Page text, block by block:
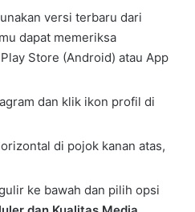
versi terbaru dari
dapat memeriksa
Store (Android) atau App
dan klik ikon profil di
di pojok kanan atas,
ke bawah dan pilih opsi